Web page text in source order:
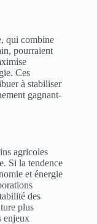
qui combine
pourraient
Ces
à stabiliser
gagnant-
agricoles
Si la tendence
et énergie
des
plus
enjeux